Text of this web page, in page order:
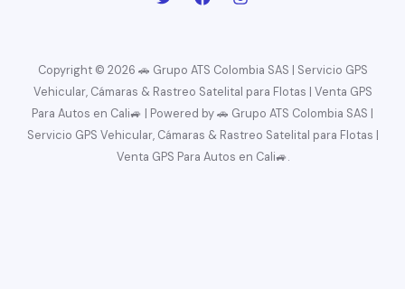
Copyright © 2026 🚗 Grupo ATS Colombia SAS | Servicio GPS
Vehicular, Cámaras & Rastreo Satelital para Flotas | Venta GPS
Para Autos en Cali🚙 | Powered by 🚗 Grupo ATS Colombia SAS |
Servicio GPS Vehicular, Cámaras & Rastreo Satelital para Flotas |
Venta GPS Para Autos en Cali🚙.